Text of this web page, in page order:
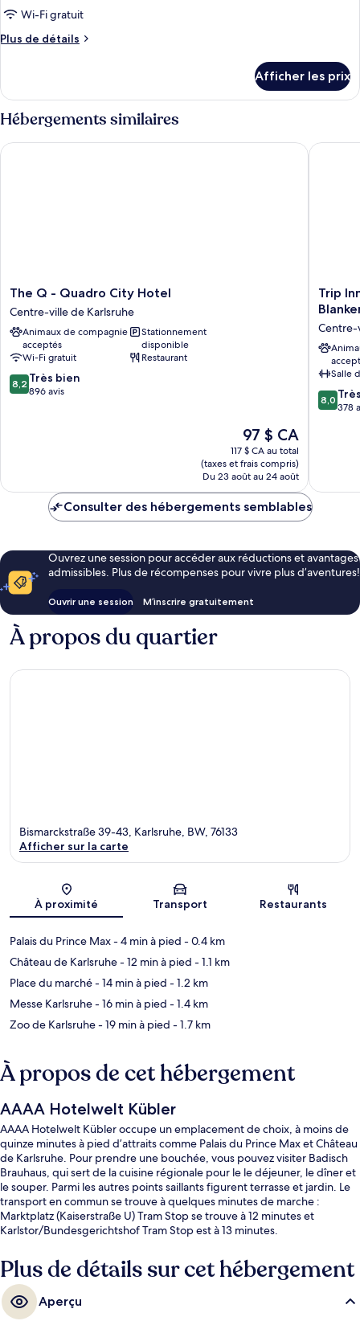
Wi-Fi gratuit
Plus de détails
Plus
Chambre
simple
Confort
Afficher les prix
Hébergements similaires
The
Q
-
Quadro
City
Hotel
Centre-
ville
The Q - Quadro City Hotel
Centre-ville de Karlsruhe
Animaux de compagnie
acceptés
Stationnement
disponible
Wi-Fi gratuit
Restaurant
8.2
sur
8,2 Très bien
896 avis
Le
prix
est
de
97 $ CA
97 $ CA
117 $ CA au total
(taxes et frais compris)
Du 23 août au 24 août
The Q - Quadro City Hotel
Trip
Inn
Centro
Hotel
by
INA)
Trip
Centre-
Salle
8.0
sur
8,0
378
Trip Inn
Consulter des hébergements semblables
Ouvrez une session pour accéder aux réductions et avantages
admissibles. Plus de récompenses pour vivre plus d’aventures!
Ouvrir une session M’inscrire gratuitement
À propos du quartier
Carte
Bismarckstraße 39-43, Karlsruhe, BW, 76133
Afficher sur la carte
À proximité Transport Restaurants
Palais du Prince Max- 4 min à pied - 0.4 km
Château de Karlsruhe- 12 min à pied - 1.1 km
Place du marché- 14 min à pied - 1.2 km
Messe Karlsruhe- 16 min à pied - 1.4 km
Zoo de Karlsruhe- 19 min à pied - 1.7 km
À propos de cet hébergement
AAAA Hotelwelt Kübler
AAAA Hotelwelt Kübler occupe un emplacement de choix, à moins de
quinze minutes à pied d’attraits comme Palais du Prince Max et Château
de Karlsruhe. Pour prendre une bouchée, vous pouvez visiter Badisch
Brauhaus, qui sert de la cuisine régionale pour le le déjeuner, le dîner et
le souper. Parmi les autres points saillants figurent terrasse et jardin. Le
transport en commun se trouve à quelques minutes de marche :
Marktplatz (Kaiserstraße U) Tram Stop se trouve à 12 minutes et
Karlstor/Bundesgerichtshof Tram Stop est à 13 minutes.
Plus de détails sur cet hébergement
Aperçu